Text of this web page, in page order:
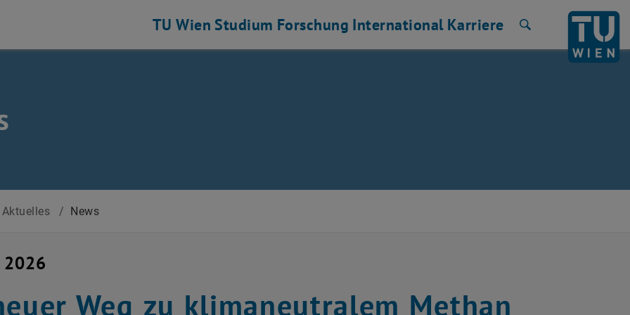
TU Wien Studium Forschung International Karriere
Aktuelles / News
2026
Weg zu klimaneutralem Methan